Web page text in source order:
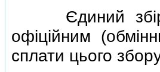
Єдиний збiр
офiцiйним
сплати цього